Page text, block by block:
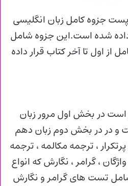
جزوه کامل زبان انگلیسی
داده شده است.این جزوه شامل
از اول تا آخر کتاب قرار داده
شامل 4 بخش است در بخش اول مرور زبان
و در در بخش دوم زبان دهم
، ترجمه مکالمه ، ترجمه
، گرامر ، نگارش که انواع
تست های گرامر و نگارش